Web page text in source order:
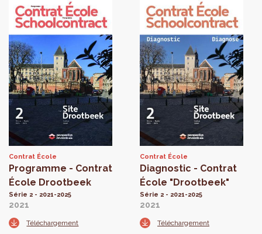
Contrat École
Programme - Contrat
École Drootbeek
Série 2 - 2021-2025
2021
Téléchargement
Contrat École
Diagnostic - Contrat
École "Drootbeek"
Série 2 - 2021-2025
2021
Téléchargement